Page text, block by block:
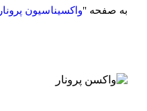
به صفحه "واکسیناسیون پرونار